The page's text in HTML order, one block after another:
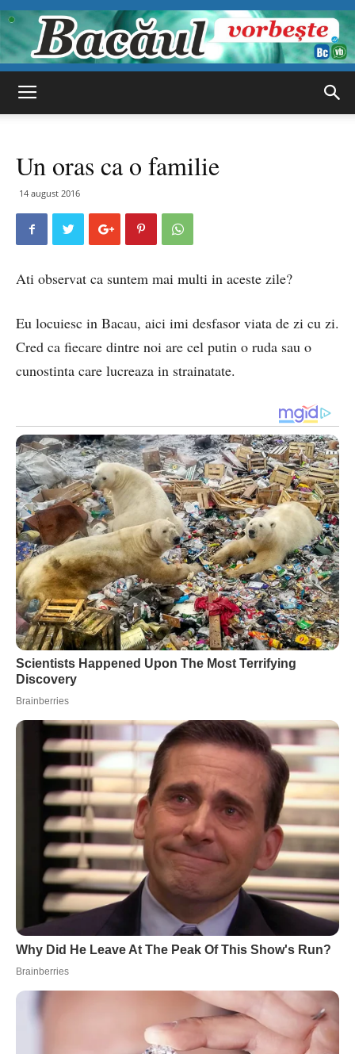
vorbește
Un oras ca o familie
14 august 2016
Ati observat ca suntem mai multi in aceste zile?
Eu locuiesc in Bacau, aici imi desfasor viata de zi cu zi.
Cred ca fiecare dintre noi are cel putin o ruda sau o
cunostinta care lucreaza in strainatate.